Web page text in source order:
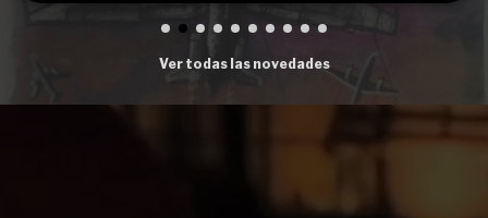
Ver todas las novedades